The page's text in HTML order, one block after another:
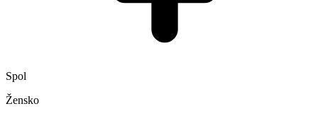
Spol
Žensko